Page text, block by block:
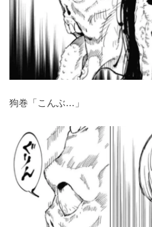
狗巻「こんぶ…」